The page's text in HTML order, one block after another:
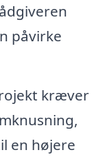
påvirke
kræver
en højere